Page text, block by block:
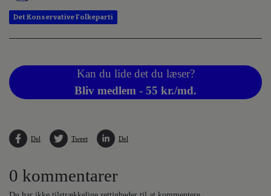
Det Konservative Folkeparti
Kan du lide det du læser?
Bliv medlem - 55 kr./md.
Del Tweet Del
0 kommentarer